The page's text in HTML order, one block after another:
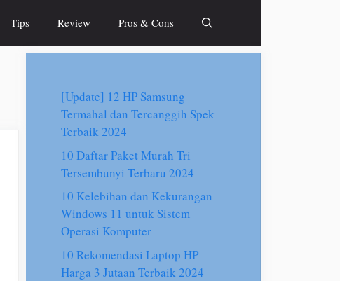
Tips Review Pros & Cons
[Update] 12 HP Samsung
Termahal dan Tercanggih Spek
Terbaik 2024
10 Daftar Paket Murah Tri
Tersembunyi Terbaru 2024
10 Kelebihan dan Kekurangan
Windows 11 untuk Sistem
Operasi Komputer
10 Rekomendasi Laptop HP
Harga 3 Jutaan Terbaik 2024